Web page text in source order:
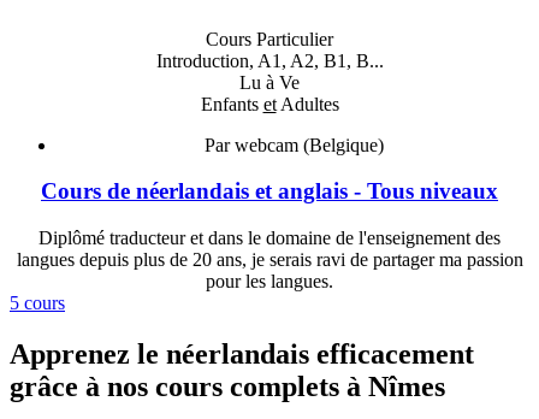
Cours Particulier
Introduction, A1, A2, B1, B...
Lu à Ve
Enfants etAdultes
Par webcam (Belgique)
Cours de néerlandais et anglais - Tous niveaux
Diplômé traducteur et dans le domaine de l'enseignement des
langues depuis plus de 20 ans, je serais ravi de partager ma passion
pour les langues.
5 cours
Apprenez le néerlandais efficacement
grâce à nos cours complets à Nîmes